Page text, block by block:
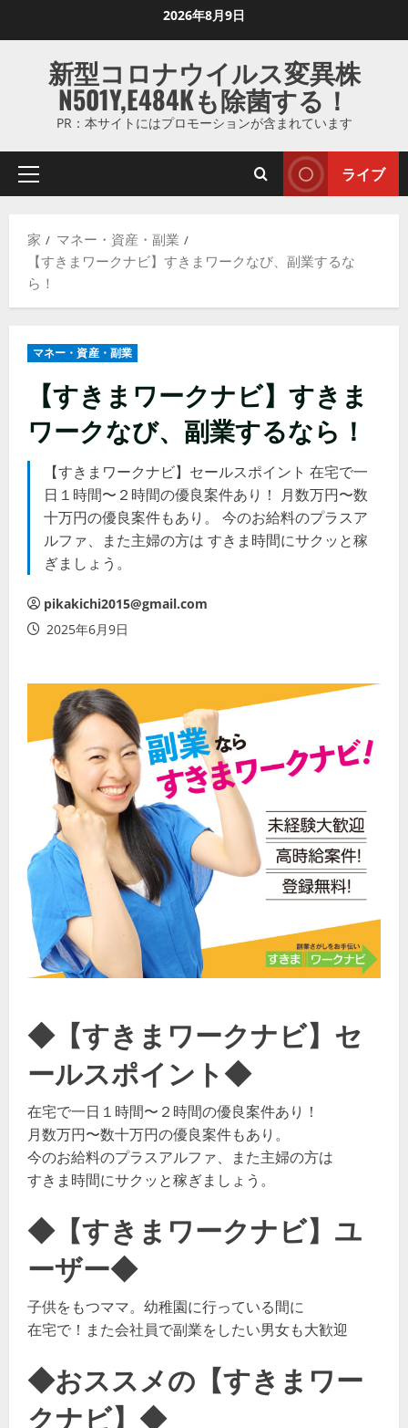
ス
ッ
2026年8月9日
新型コロナウイルス変異株
N501Y,E484Kも除菌する！
PR：本サイトにはプロモーションが含まれています
プ
マ
リ
メ
ー
ライブ
家
マネー・資産・副業
【すきまワークナビ】すきまワークなび、副業するな
ら！
マネー・資産・副業
【すきまワークナビ】すきま
ワークなび、副業するなら！
【すきまワークナビ】セールスポイント 在宅で一
日１時間〜２時間の優良案件あり！ 月数万円〜数
十万円の優良案件もあり。 今のお給料のプラスア
ルファ、また主婦の方は すきま時間にサクッと稼
ぎましょう。
pikakichi2015@gmail.com
2025年6月9日
◆【すきまワークナビ】セ
ールスポイント◆
在宅で一日１時間〜２時間の優良案件あり！
月数万円〜数十万円の優良案件もあり。
今のお給料のプラスアルファ、また主婦の方は
すきま時間にサクッと稼ぎましょう。
◆【すきまワークナビ】ユ
ーザー◆
子供をもつママ。幼稚園に行っている間に
在宅で！また会社員で副業をしたい男女も大歓迎
◆おススメの【すきまワー
クナビ】◆